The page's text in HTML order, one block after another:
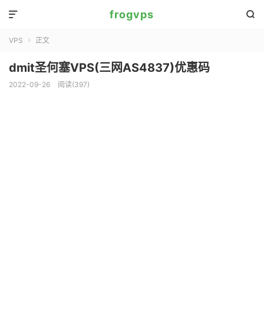
frogvps 

VPS  正文
dmit圣何塞VPS(三网AS4837)优惠码
2022-09-26 阅读(397)